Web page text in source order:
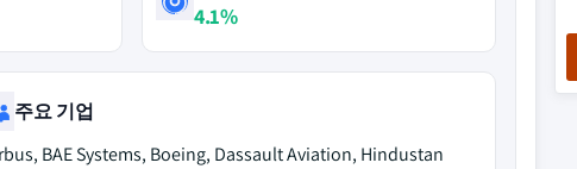
4.1%
주요 기업
BAE Systems, Boeing, Dassault Aviation, Hindustan